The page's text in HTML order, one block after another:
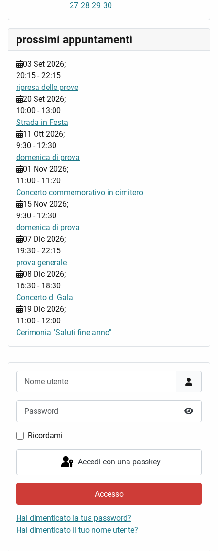
Mostra
Ricordami
Accedi con una passkey
Accesso
Hai dimenticato la tua password?
Hai dimenticato il tuo nome utente?
27 28 29 30
prossimi appuntamenti
03 Set 2026;
20:15 -22:15
ripresa delle prove
20 Set 2026;
10:00 - 13:00
Strada in Festa
11 Ott 2026;
9:30 - 12:30
domenica di prova
01 Nov 2026;
11:00 - 11:20
Concerto commemorativo in cimitero
15 Nov 2026;
9:30 - 12:30
domenica di prova
07 Dic 2026;
19:30 -22:15
prova generale
08 Dic 2026;
16:30 - 18:30
Concerto di Gala
19 Dic 2026;
11:00 - 12:00
Cerimonia "Saluti fine anno"